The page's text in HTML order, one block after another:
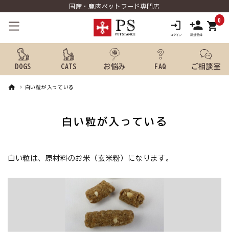
国産・鹿肉ペットフード専門店
shopping_cart0
DOGS CATS お悩み FAQ ご相談室
meeting_room ログイン person 新規会員登録
白い粒が入っている
白い粒が入っている
白い粒は、原材料のお米（玄米粉）になります。